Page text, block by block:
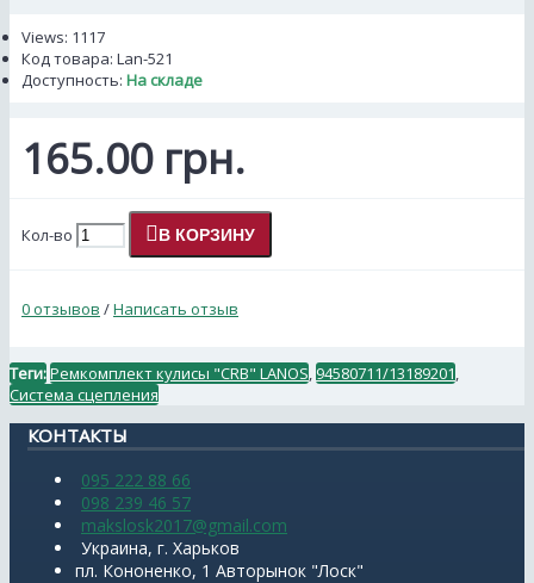
Views: 1117
Код товара: Lan-521
Доступность: На складе
165.00 грн.
Кол-во В КОРЗИНУ
0 отзывов /Написать отзыв
Теги:Ремкомплект кулисы "CRB" LANOS 94580711/13189201
Система сцепления
КОНТАКТЫ
095 222 88 66
098 239 46 57
makslosk2017@gmail.com
Украина, г. Харьков
пл. Кононенко, 1 Авторынок "Лоск"